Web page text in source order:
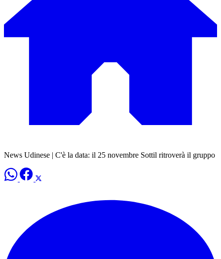
News Udinese | C'è la data: il 25 novembre Sottil ritroverà il gruppo